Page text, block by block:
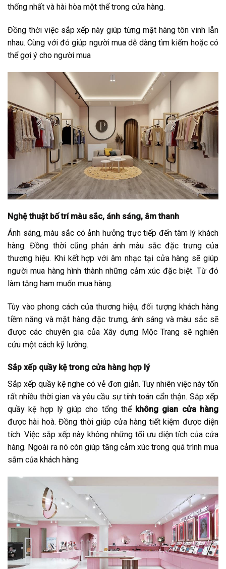
thống nhất và hài hòa một thể trong cửa hàng.
Đồng thời việc sắp xếp này giúp từng mặt hàng tôn vinh lẫn
nhau. Cùng với đó giúp người mua dễ dàng tìm kiếm hoặc có
thể gợi ý cho người mua
Nghệ thuật bố trí màu sắc, ánh sáng, âm thanh
Ánh sáng, màu sắc có ảnh hưởng trực tiếp đến tâm lý khách
hàng. Đồng thời cũng phản ánh màu sắc đặc trưng của
thương hiệu. Khi kết hợp với âm nhạc tại cửa hàng sẽ giúp
người mua hàng hình thành những cảm xúc đặc biệt. Từ đó
làm tăng ham muốn mua hàng.
Tùy vào phong cách của thương hiệu, đối tượng khách hàng
tiềm năng và mặt hàng đặc trưng, ánh sáng và màu sắc sẽ
được các chuyên gia của Xây dựng Mộc Trang sẽ nghiên
cứu một cách kỹ lưỡng.
Sắp xếp quầy kệ trong cửa hàng hợp lý
Sắp xếp quầy kệ nghe có vẻ đơn giản. Tuy nhiên việc này tốn
rất nhiều thời gian và yêu cầu sự tính toán cẩn thận. Sắp xếp
quầy kệ hợp lý giúp cho tổng thểkhông gian cửa hàng
được hài hoà. Đồng thời giúp cửa hàng tiết kiệm được diện
tích. Việc sắp xếp này không những tối ưu diện tích của cửa
hàng. Ngoài ra nó còn giúp tăng cảm xúc trong quá trình mua
sắm của khách hàng